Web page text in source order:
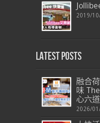
2019/
Latest Posts
融合
味
心六
2026/